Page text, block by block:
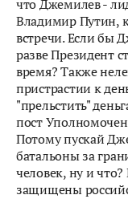
что Джемилев -
Владимир Путин,
встречи. Если бы
разве Президент
время? Также
пристрастии к
"прельстить"
пост
Потому пускай
батальоны за
человек, ну и
защищены